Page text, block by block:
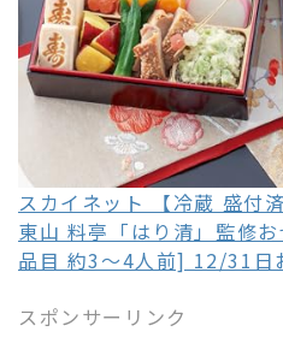
スカイネット 【冷蔵 盛付
東山 料亭「はり清」監修
品目 約3～4人前] 12/31日
スポンサーリンク